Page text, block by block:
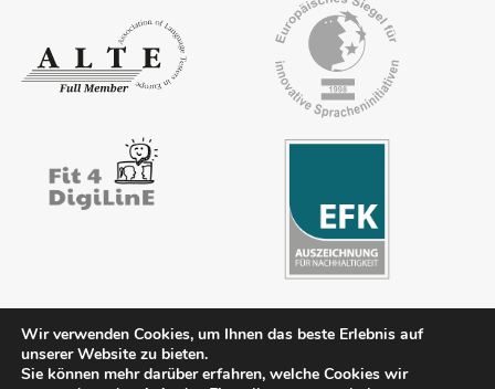
Impressum Kontakt AGB Datenschutz FAQ
Downloads
Wir verwenden Cookies, um Ihnen das beste Erlebnis auf
unserer Website zu bieten.
Sie können mehr darüber erfahren, welche Cookies wir